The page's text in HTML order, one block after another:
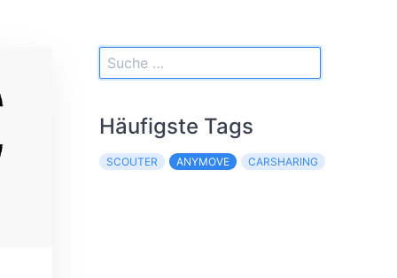
Häufigste Tags
SCOUTER ANYMOVE CARSHARING